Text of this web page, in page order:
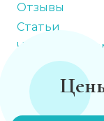
Отзывы
Статьи
Часто